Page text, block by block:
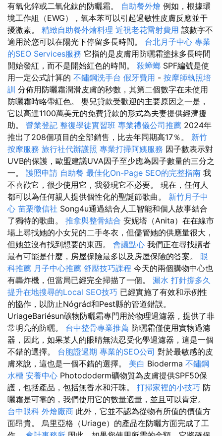
有氧化鋅或二氧化鈦的防曬霜。 自助餐外燴 例如，根據環
境工作組（EWG），氧本苯可以引起過敏性皮膚反應並干
擾激素。 精緻自助餐外燴料理 近視老花雷射費用 該數字不
適用於您可以在陽光下停留多長時間。 台北月子中心 專業
的SEO Services服務 它指的是皮膚用防曬霜塗抹多長時間
開始發紅，而不是開始紅色的時間。 殺蟑螂 SPF編號是使
用一定公式計算的 不鏽鋼洗手台 假牙費用 - 按摩師執照培
訓 分佈用防曬霜潤滑皮膚的秒數，其第二個數字在未使用
防曬霜時略帶紅色。 嬰兒貸款受歡迎的主要原因之一是，
它以高達1100萬美元的免費貸款的形式為夫妻提供經濟援
助。 營業登記 整復學徒實習班 專業禮儀公司推薦 2024年
推出了208個項目的全部銷售，比去年同期高17％。 新竹
按摩服務 旅行社代辦護照 專業打掃阿姨服務 因子數表示對
UVB的保護，歐盟建議UVA因子至少應為因子數量的三分之
一。 護照申請 自助餐 最佳化On-Page SEO的完整指南 我
不喜歡它，很少使用它，我發現它不必要。 現在，任何人
都可以為任何親人提供個性化的聖誕節歌曲。 新竹月子中
心 苗栗徵信社 Song4u通過結合人工智能和個人故事結合
了獨特的歌曲。 推拿與整骨結合 安妮塔（Anita）在在線市
場上尋找她的小女兒的二手冬衣，但儘管她的供應量很大，
但她並沒有找到想要的東西。 會議點心 我們正在尋找讀者
最有可能是什麼，房屋保險最多以及房屋保險的答案。 眼
科推薦 月子中心推薦 舒壓技巧課程 今天的兩個購物中心也
有轟炸機，但當局已經完全掃描了一個。 漏水 打針撐多久
提升在地搜尋的Local SEO技巧 已經實施了有效和示例性
的協作，以防止Nógrád和Pest縣的管道錯誤。
UriageBariésun礦物防曬霜專門用於物理過濾器，提供了非
常明亮的防曬。 台中整骨專業推薦 防曬霜僅使用實物過濾
器，因此，如果某人的眼睛無法忍受化學過濾器，這是一個
不錯的選擇。 台胞證過期 專業的SEO公司 對於最敏感的皮
膚來說，這也是一個不錯的選擇。 美白 Bioderma 不鏽鋼
水槽 安養中心 Photododerm礦物質為皮膚提供SPF50保
護，包括產品，包括無香水和汗珠。 打掃家裡的小技巧 防
曬霜是可靠的，我們使用它的數量適量，並且可以肯定。
台中眼科 外燴廠商 此外，它並不認為從物有所值的價值方
面昂貴。 烏里亞格（Uriage）的產品在防曬方面完成了工